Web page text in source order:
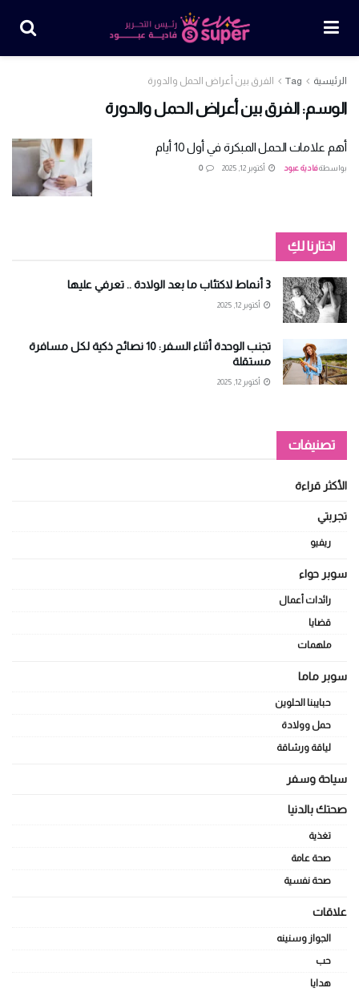
الرئيسية Tag الفرق بين أعراض الحمل والدورة
الوسم:الفرق بين أعراض الحمل والدورة
أهم علامات الحمل المبكرة في أول 10 أيام
بواسطةفادية عبود أكتوبر 12, 2025 0
اختارنا لكِ
3 أنماط لاكتئاب ما بعد الولادة .. تعرفي عليها
أكتوبر 12, 2025
تجنب الوحدة أثناء السفر: 10 نصائح ذكية لكل مسافرة
مستقلة
أكتوبر 12, 2025
تصنيفات
الأكثر قراءة
تجربتي
ريفيو
سوبر حواء
رائدات أعمال
قضايا
ملهمات
سوبر ماما
حبايبنا الحلوين
حمل وولادة
لياقة ورشاقة
سياحة وسفر
صحتك بالدنيا
تغذية
صحة عامة
صحة نفسية
علاقات
الجواز وسنينه
حب
هدايا